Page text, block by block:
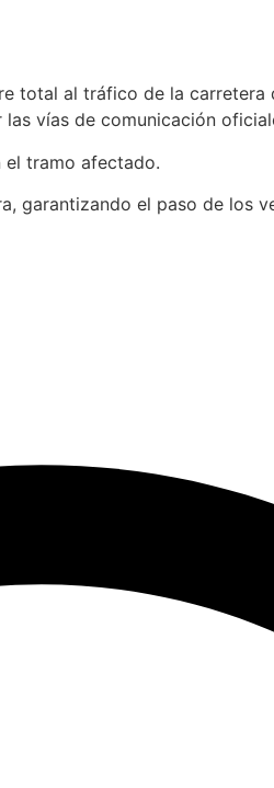
al tráfico de la carretera
vías de comunicación
el tramo afectado.
garantizando el paso de los